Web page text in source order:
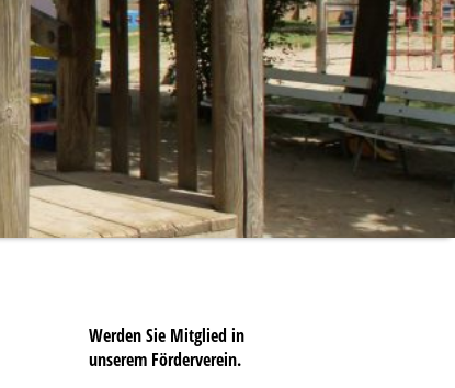
Werden Sie Mitglied in
unserem Förderverein.